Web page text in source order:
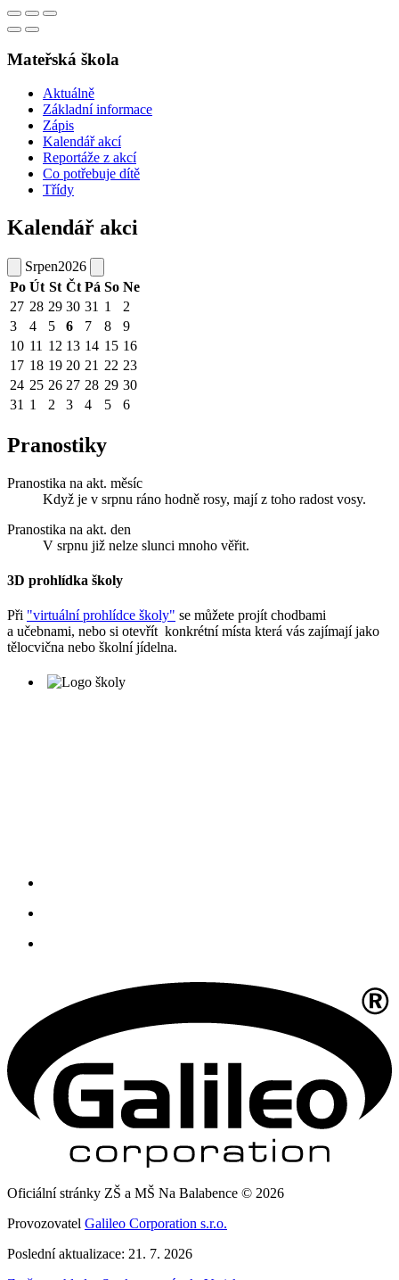
Mateřská škola
Aktuálně
Základní informace
Zápis
Kalendář akcí
Reportáže z akcí
Co potřebuje dítě
Třídy
Kalendář akci
Srpen2026
Po Út St Čt Pá So Ne
27 28 29 30 31 1
2
3
4 5 6 7 8
9
10 11 12 13 14 15 16
17 18 19 20 21 22 23
24 25 26 27 28 29 30
31 1 2 3 4 5 6
Pranostiky
Pranostika na akt. měsíc
Když je v srpnu ráno hodně rosy, mají z toho radost vosy.
Pranostika na akt. den
V srpnu již nelze slunci mnoho věřit.
3D prohlídka školy
Při "virtuální prohlídce školy" se můžete projít chodbami
a učebnami, nebo si otevřít konkrétní místa která vás zajímají jako
tělocvična nebo školní jídelna.
Oficiální stránky ZŠ a MŠ Na Balabence © 2026
Provozovatel Galileo Corporation s.r.o.
Poslední aktualizace: 21. 7. 2026